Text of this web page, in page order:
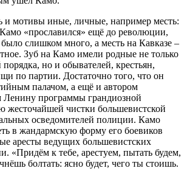
и мотивы иные, личные, например месть:
«прославился» ещё до революции,
слишком много, а месть на Кавказе –
Зуб на Камо имели родные не только
но и обывателей, крестьян,
по партии. Достаточно того, что он
палачом, а ещё и автором
Ленину программы грандиозной
жесточайшей чистки большевистской
осведомителей полиции. Камо
в жандармскую форму его боевиков
аресты ведущих большевистских
«Придём к тебе, арестуем, пытать будем,
болтать: ясно будет, чего ты стоишь.